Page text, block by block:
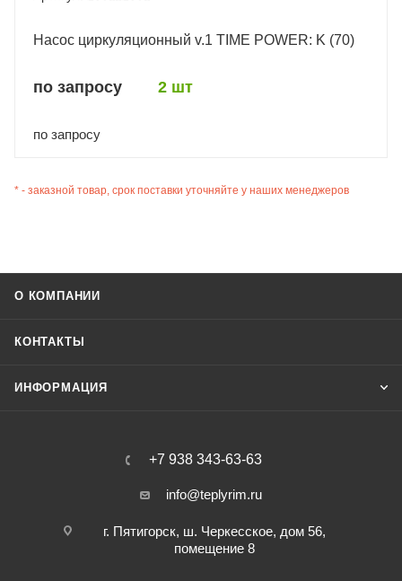
Насос циркуляционный v.1 TIME POWER: K (70)
по запросу 2 шт
по запросу
* - заказной товар, срок поставки уточняйте у наших менеджеров
О КОМПАНИИ
КОНТАКТЫ
ИНФОРМАЦИЯ
+7 938 343-63-63
info@teplyrim.ru
г. Пятигорск, ш. Черкесское, дом 56,
помещение 8